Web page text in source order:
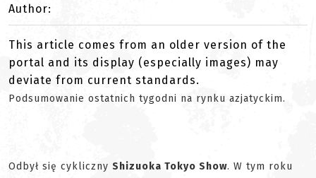
Author:
This article comes from an older version of the
portal and its display (especially images) may
deviate from current standards.
Podsumowanie ostatnich tygodni na rynku azjatyckim.
Odbył się cykliczny Shizuoka Tokyo Show. W tym roku